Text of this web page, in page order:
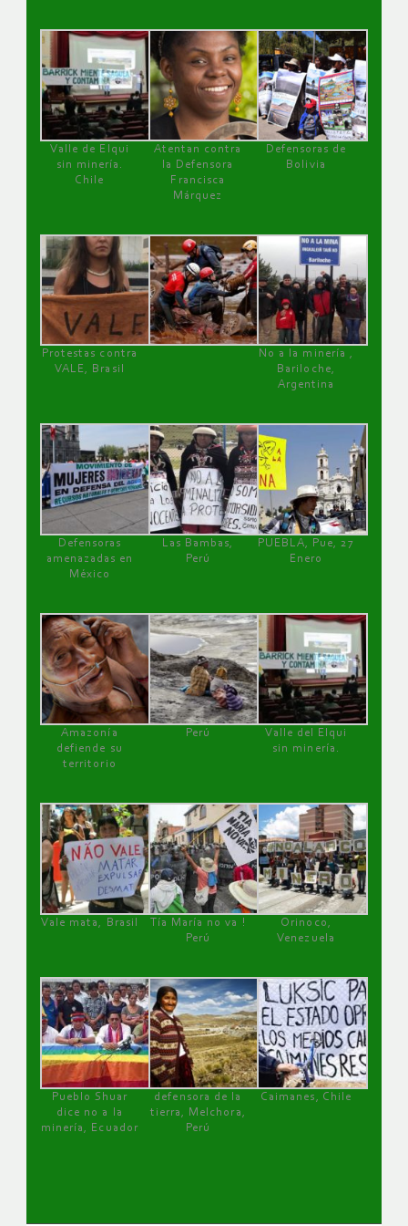
Valle de Elqui
sin minería.
Chile
Atentan contra
la Defensora
Francisca
Márquez
Defensoras de
Bolivia
Protestas contra
VALE, Brasil
No a la minería ,
Bariloche,
Argentina
Defensoras
amenazadas en
México
Las Bambas,
Perú
PUEBLA, Pue, 27
Enero
Amazonía
defiende su
territorio
Perú
Valle del Elqui
sin minería.
Vale mata, Brasil
Tía María no va !
Perú
Orinoco,
Venezuela
Pueblo Shuar
dice no a la
minería, Ecuador
defensora de la
tierra, Melchora,
Perú
Caimanes, Chile